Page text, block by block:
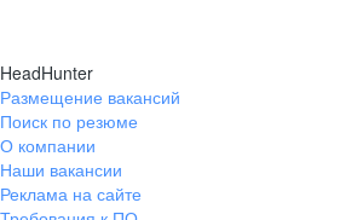
HeadHunter
Размещение вакансий
Поиск по резюме
О компании
Наши вакансии
Реклама на сайте